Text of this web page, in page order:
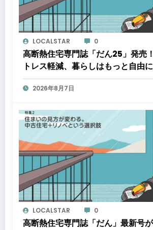
LOCALSTAR 0
高断熱住宅専門誌「だん25」発売
トレス軽減、暮らしはもっと自由に
2026年8月7日
LOCALSTAR 0
高断熱住宅専門誌「だん」最新号